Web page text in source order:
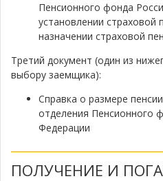
Пенсионного фонда
установлении страховой
назначении страховой
Третий документ (один из
выбору заемщика):
Справка о размере
отделения Пенсионного
Федерации
ПОЛУЧЕНИЕ И